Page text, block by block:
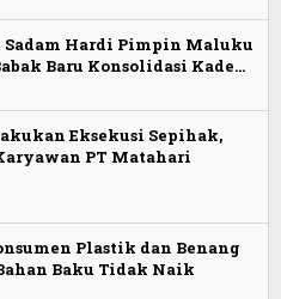
Sadam Hardi Pimpin Maluku
Baru Konsolidasi Kade…
Eksekusi Sepihak,
PT Matahari
Plastik dan Benang
Baku Tidak Naik